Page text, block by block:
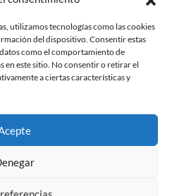
utilizamos tecnologías como las cookies
del dispositivo. Consentir estas
como el comportamiento de
en este sitio. No consentir o retirar el
a ciertas características y
Editorials
Free Games
UPDATES
All rights reserved